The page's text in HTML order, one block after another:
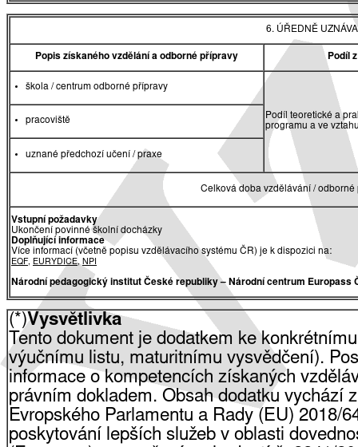
6. ÚŘEDNĚ
Popis získaného vzdělání a odborné přípravy Podíl
škola / centrum odborné přípravy
Podíl teoretické a
programu a ve
pracoviště
uznané předchozí učení / praxe
Celková doba vzdělávání /
Vstupní požadavky
Ukončení povinné školní docházky
Doplňující informace
Více informací (včetně popisu vzdělávacího systému ČR) je k dispozici na:
EQF, EURYDICE, NPI
Národní pedagogický institut České republiky– Národní centrum Europass
(*)Vysvětlivka
Tento dokument je dodatkem ke
výučnímu listu, maturitnímu vysvědčení).
informace o kompetencích získaných
právním dokladem. Obsah dodatku vychází
Evropského Parlamentu a Rady (EU) 2018/
poskytování lepších služeb v oblasti